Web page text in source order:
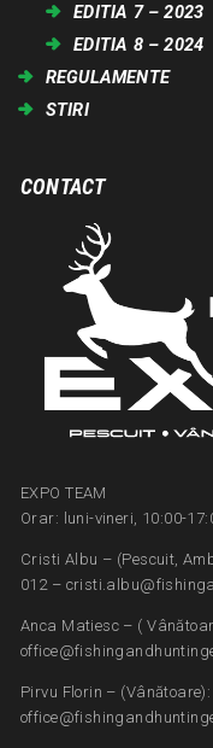
EDITIA 7 – 2023
EDITIA 8 – 2024
REGULAMENTE
STIRI
CONTACT
EXPO TEAM
Orar: luni-vineri, 10:00-
Cristi Albu – (Pescuit,
012 –
Anca Matiesc – (
Pirvu Florin –